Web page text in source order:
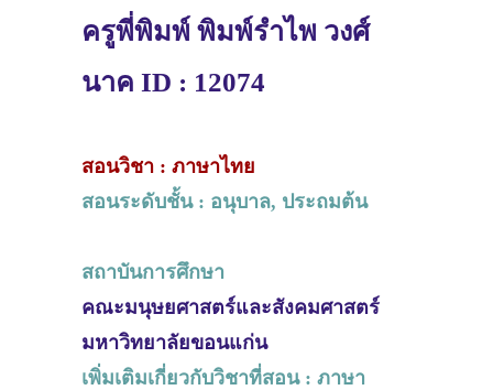
ครูพี่พิมพ์ พิมพ์รำไพ วงศ์
นาค ID : 12074
สอนวิชา : ภาษาไทย
สอนระดับชั้น : อนุบาล, ประถมต้น
สถาบันการศึกษา
คณะมนุษยศาสตร์และสังคมศาสตร์
มหาวิทยาลัยขอนแก่น
เพิ่มเติมเกี่ยวกับวิชาที่สอน : ภาษา